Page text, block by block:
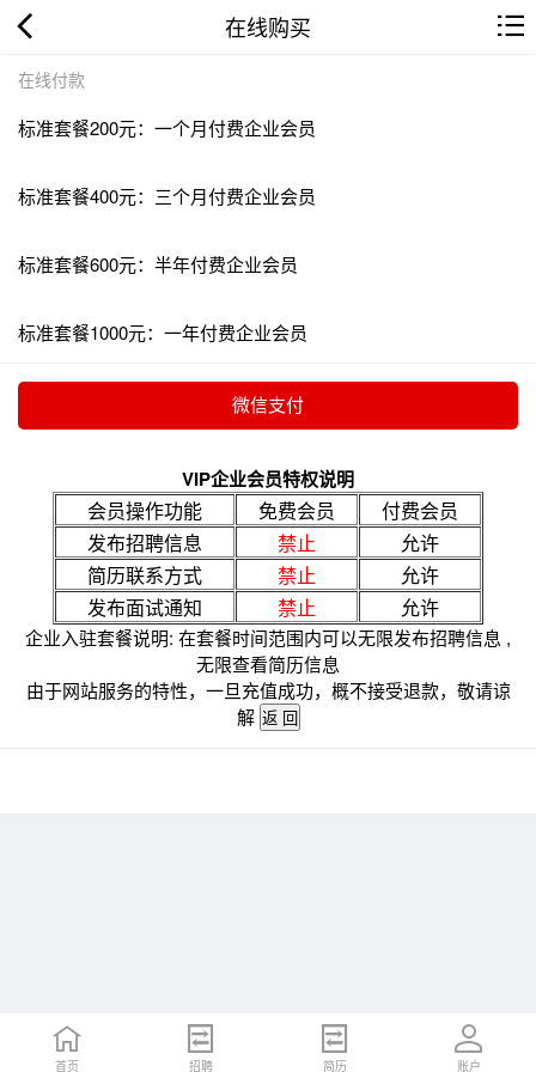
在线购买
在线付款
标准套餐200元：一个月付费企业会员
标准套餐400元：三个月付费企业会员
标准套餐600元：半年付费企业会员
标准套餐1000元：一年付费企业会员
VIP企业会员特权说明
会员操作功能 免费会员
付费会员
发布招聘信息
禁止
允许
简历联系方式
禁止
允许
发布面试通知
禁止 允许
企业入驻套餐说明: 在套餐时间范围内可以无限发布招聘信息 ,
无限查看简历信息
由于网站服务的特性，一旦充值成功，概不接受退款，敬请谅
解
首页 招聘 简历 账户